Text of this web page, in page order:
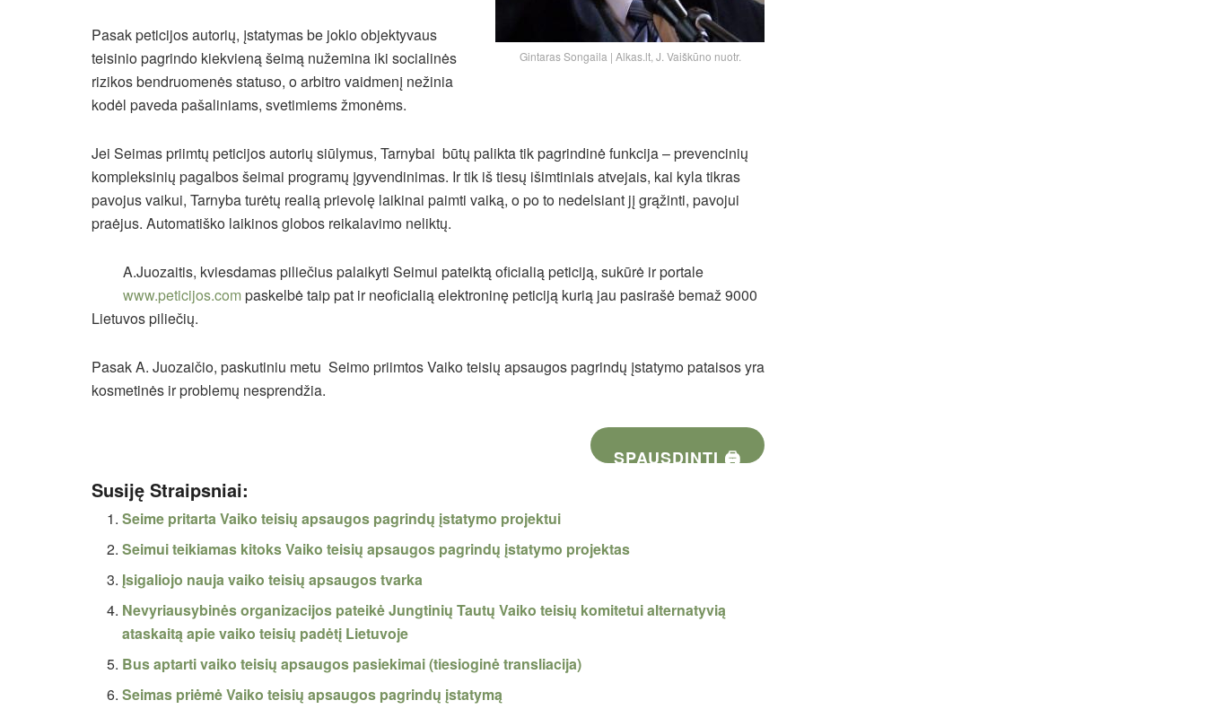
Gintaras Songaila | Alkas.lt, J. Vaiškūno nuotr.
Pasak peticijos autorių, įstatymas be jokio objektyvaus
teisinio pagrindo kiekvieną šeimą nužemina iki socialinės
rizikos bendruomenės statuso, o arbitro vaidmenį nežinia
kodėl paveda pašaliniams, svetimiems žmonėms.
Jei Seimas priimtų peticijos autorių siūlymus, Tarnybai būtų palikta tik pagrindinė funkcija – prevencinių
kompleksinių pagalbos šeimai programų įgyvendinimas. Ir tik iš tiesų išimtiniais atvejais, kai kyla tikras
pavojus vaikui, Tarnyba turėtų realią prievolę laikinai paimti vaiką, o po to nedelsiant jį grąžinti, pavojui
praėjus. Automatiško laikinos globos reikalavimo neliktų.
A.Juozaitis, kviesdamas piliečius palaikyti Seimui pateiktą oficialią peticiją, sukūrė ir portale
www.peticijos.compaskelbė taip pat ir neoficialią elektroninę peticiją kurią jau pasirašė bemaž 9000
Lietuvos piliečių.
Pasak A. Juozaičio, paskutiniu metu Seimo priimtos Vaiko teisių apsaugos pagrindų įstatymo pataisos yra
kosmetinės ir problemų nesprendžia.
SPAUSDINTI 🖨
Susiję Straipsniai:
Seime pritarta Vaiko teisių apsaugos pagrindų įstatymo projektui
Seimui teikiamas kitoks Vaiko teisių apsaugos pagrindų įstatymo projektas
Įsigaliojo nauja vaiko teisių apsaugos tvarka
Nevyriausybinės organizacijos pateikė Jungtinių Tautų Vaiko teisių komitetui alternatyvią
ataskaitą apie vaiko teisių padėtį Lietuvoje
Bus aptarti vaiko teisių apsaugos pasiekimai (tiesioginė transliacija)
Seimas priėmė Vaiko teisių apsaugos pagrindų įstatymą